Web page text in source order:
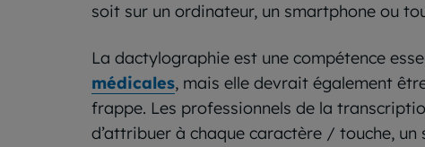
soit sur un ordinateur, un smartphone ou
La dactylographie est une compétence
médicales, mais elle devrait également
frappe. Les professionnels de la
d’attribuer à chaque caractère / touche,